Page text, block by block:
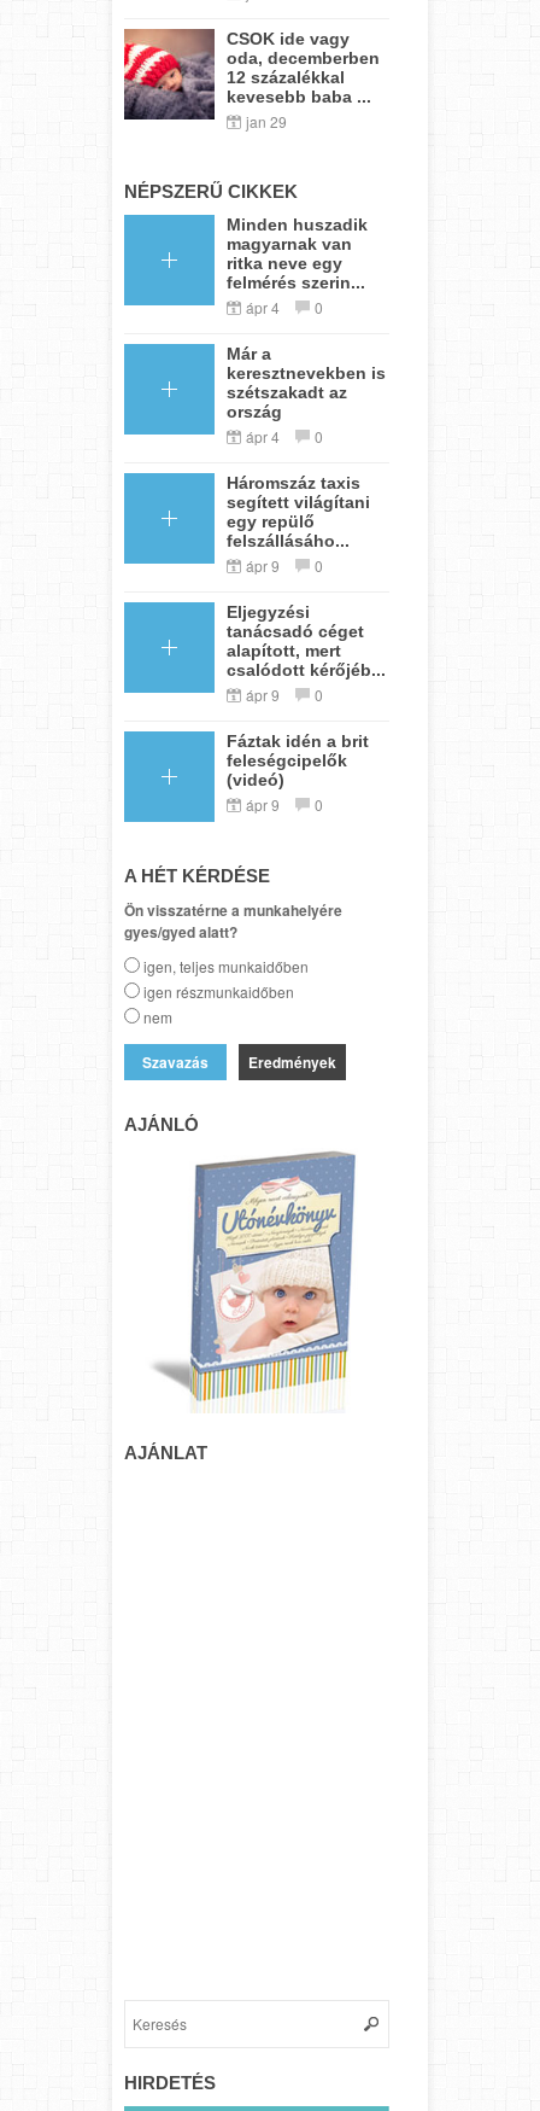
CSOK ide vagy
oda, decemberben
12 százalékkal
kevesebb baba ...
jan 29
NÉPSZERŰ CIKKEK
Minden huszadik
magyarnak van
ritka neve egy
felmérés szerin...
ápr 4 0
Már a
keresztnevekben is
szétszakadt az
ország
ápr 4 0
Háromszáz taxis
segített világítani
egy repülő
felszállásáho...
ápr 9 0
Eljegyzési
tanácsadó céget
alapított, mert
csalódott kérőjéb...
ápr 9 0
Fáztak idén a brit
feleségcipelők
(videó)
ápr 9 0
A HÉT KÉRDÉSE
Ön visszatérne a munkahelyére
gyes/gyed alatt?
igen, teljes munkaidőben
igen részmunkaidőben
nem
Eredmények
AJÁNLÓ
AJÁNLAT
HIRDETÉS